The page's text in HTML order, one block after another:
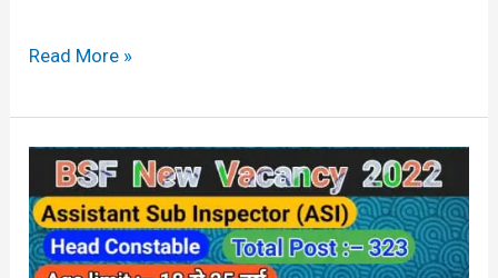
Read More »
BSF
Head
Constable
ASI